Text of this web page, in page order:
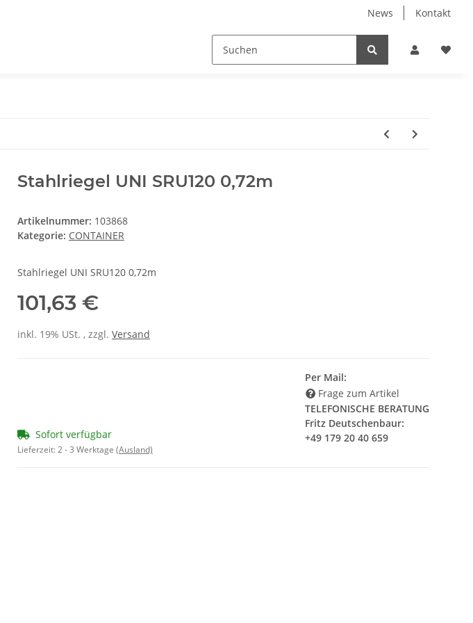
News Kontakt
Stahlriegel UNI SRU120 0,72m
Artikelnummer: 103868
Kategorie: CONTAINER
Stahlriegel UNI SRU120 0,72m
101,63 €
inkl. 19% USt. , zzgl. Versand
Sofort verfügbar
Lieferzeit:2 - 3 Werktage (Ausland)
Per Mail:
Frage zum Artikel
TELEFONISCHE BERATUNG
Fritz Deutschenbaur:
+49 179 20 40 659